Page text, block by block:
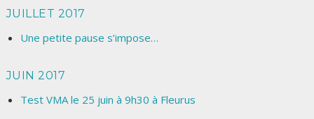
JUILLET 2017
Une petite pause s’impose…
JUIN 2017
Test VMA le 25 juin à 9h30 à Fleurus